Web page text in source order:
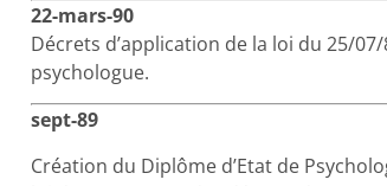
22-mars-90
Décrets d’application de la loi du 25/
psychologue.
sept-89
Création du Diplôme d’Etat de